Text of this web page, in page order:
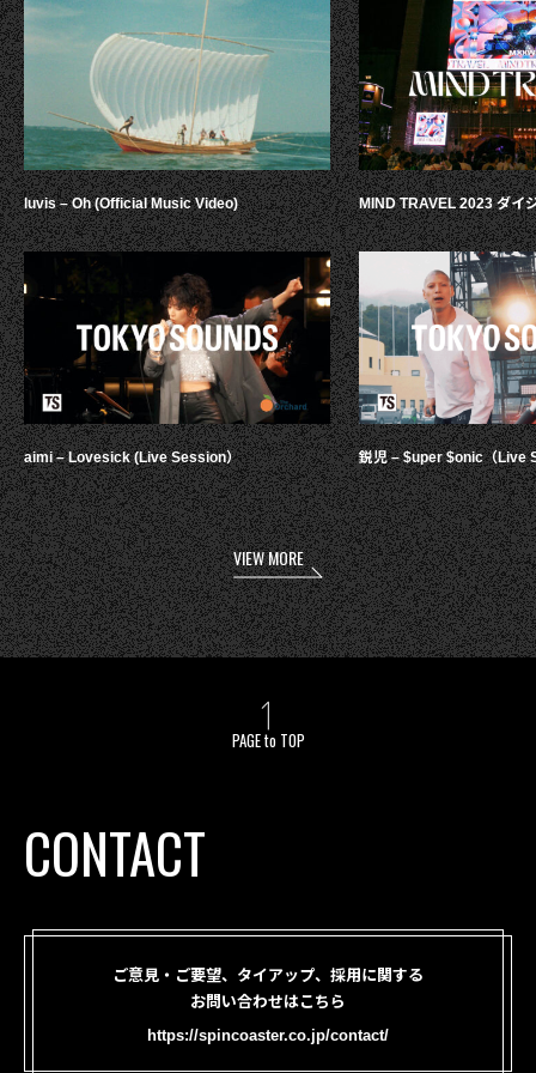
luvis – Oh (Official Music Video)
aimi – Lovesick (Live Session）
MIND TRAVEL 2023 ダイ
鋭児 – $uper $onic（Live
VIEW MORE
PAGE to TOP
CONTACT
ご意見・ご要望、タイアップ、採用に関する
お問い合わせはこちら
https://spincoaster.co.jp/contact/